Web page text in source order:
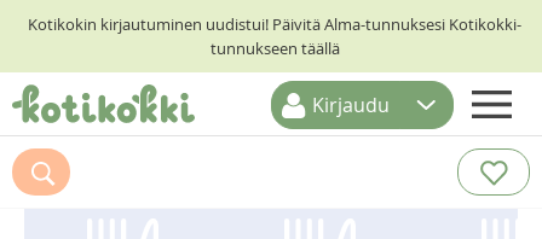
Kotikokin kirjautuminen uudistui! Päivitä Alma-tunnuksesi Kotikokki-
tunnukseen täällä
ETUSIVU
RESEPTIHAKU
Kirjaudu
Suosittelemme myös